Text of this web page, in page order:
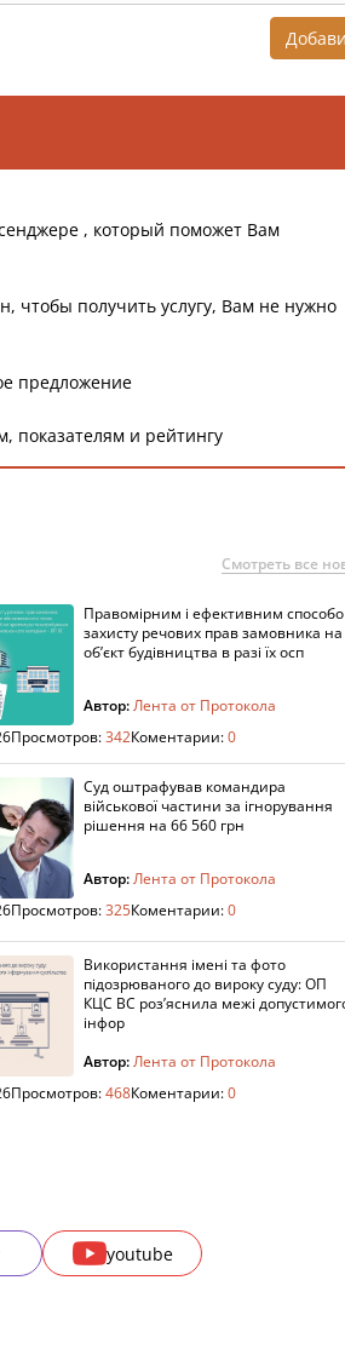
, который поможет Вам
чтобы получить услугу, Вам не нужно
предложение
показателям и рейтингу
Смотреть все
Правомірним і ефективним
захисту речових прав замовника на
об’єкт будівництва в разі їх осп
Автор:Лента от Протокола
Просмотров:342Коментарии:0
Суд оштрафував командира
військової частини за ігнорування
рішення на 66 560 грн
Автор:Лента от Протокола
Просмотров:325Коментарии:0
Використання імені та фото
підозрюваного до вироку суду: ОП
КЦС ВС роз’яснила межі
інфор
Автор:Лента от Протокола
Просмотров:468Коментарии:0
youtube